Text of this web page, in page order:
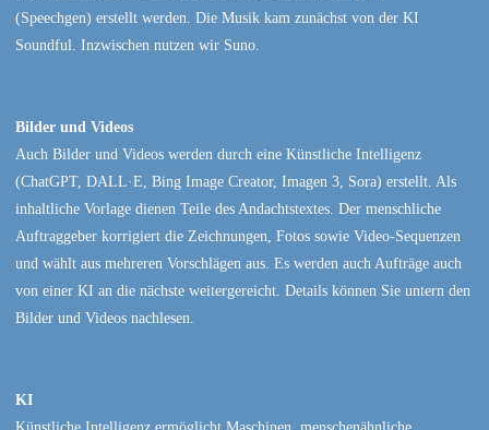
(Speechgen) erstellt werden. Die Musik kam zunächst von der KI
Soundful. Inzwischen nutzen wir Suno.
Bilder und Videos
Auch Bilder und Videos werden durch eine Künstliche Intelligenz
(ChatGPT, DALL·E, Bing Image Creator, Imagen 3, Sora) erstellt. Als
inhaltliche Vorlage dienen Teile des Andachtstextes. Der menschliche
Auftraggeber korrigiert die Zeichnungen, Fotos sowie Video-Sequenzen
und wählt aus mehreren Vorschlägen aus. Es werden auch Aufträge auch
von einer KI an die nächste weitergereicht. Details können Sie untern den
Bilder und Videos nachlesen.
KI